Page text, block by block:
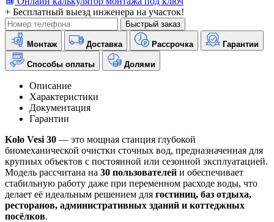
+ Бесплатный выезд инженера на участок!
Быстрый заказ
Монтаж Доставка Рассрочка Гарантии
Способы оплаты Долями
Описание
Характеристики
Документация
Гарантии
Kolo Vesi 30 — это мощная станция глубокой
биомеханической очистки сточных вод, предназначенная для
крупных объектов с постоянной или сезонной эксплуатацией.
Модель рассчитана на 30 пользователей и обеспечивает
стабильную работу даже при переменном расходе воды, что
делает её идеальным решением для гостиниц, баз отдыха,
ресторанов, административных зданий и коттеджных
посёлков.